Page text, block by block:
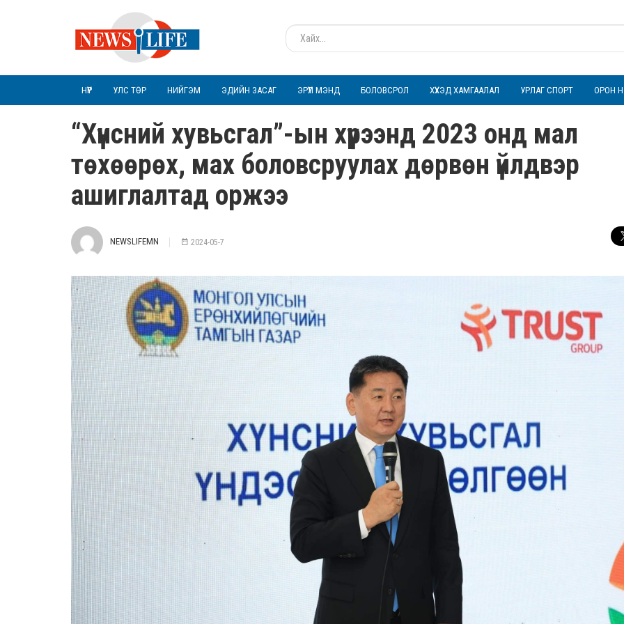
НҮҮР УЛС ТӨР НИЙГЭМ ЭДИЙН ЗАСАГ ЭРҮҮЛ МЭНД БОЛОВСРОЛ ХҮҮХЭД ХАМГААЛАЛ УРЛАГ СПОРТ ОРОН
“Хүнсний хувьсгал”-ын хүрээнд 2023 онд мал
төхөөрөх, мах боловсруулах дөрвөн үйлдвэр
ашиглалтад оржээ
NEWSLIFEMN 2024-05-7